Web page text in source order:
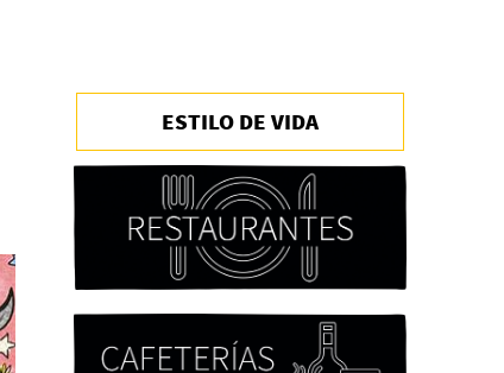
Chicas tristes de Fernanda
Tovar
Paloma Pulisci
ESTILO DE VIDA